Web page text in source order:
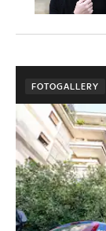
FOTOGALLERY